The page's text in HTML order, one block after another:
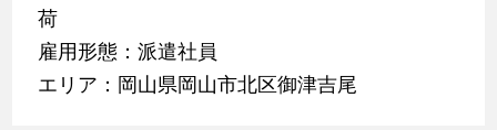
荷
雇用形態：派遣社員
エリア：岡山県岡山市北区御津吉尾